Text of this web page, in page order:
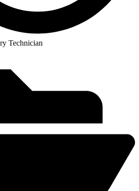
Technician